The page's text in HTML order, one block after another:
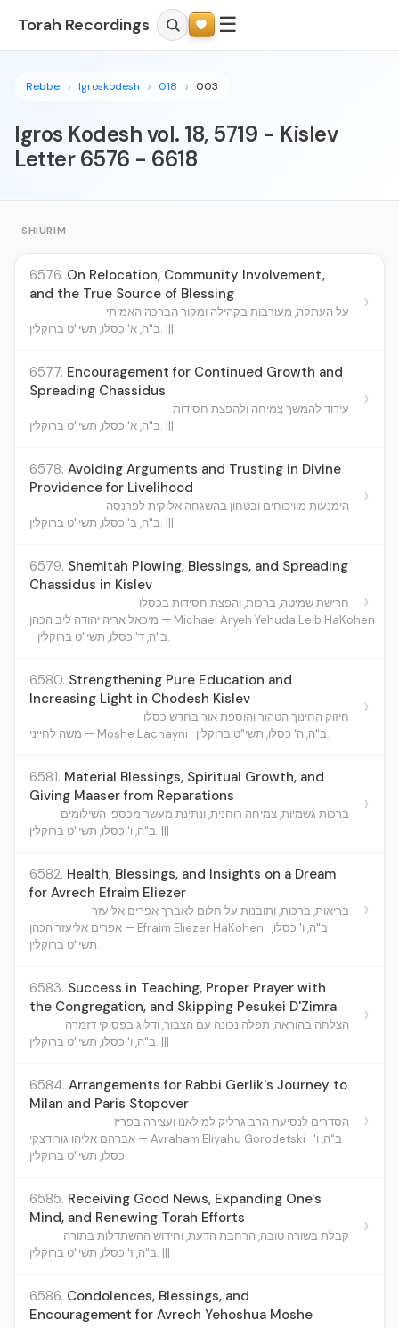
Torah Recordings ☰
Rebbe Igroskodesh 018 003
Igros Kodesh vol. 18, 5719 - Kislev
Letter 6576 - 6618
SHIURIM
6576. On Relocation, Community Involvement,
and the True Source of Blessing
על העתקה, מעורבות בקהילה ומקור הברכה האמיתי
ב"ה, א' כסלו, תשי"ט ברוקלין. |||
›
6577. Encouragement for Continued Growth and
Spreading Chassidus
עידוד להמשך צמיחה ולהפצת חסידות
ב"ה, א' כסלו, תשי"ט ברוקלין. |||
›
6578. Avoiding Arguments and Trusting in Divine
Providence for Livelihood
הימנעות מוויכוחים ובטחון בהשגחה אלוקית לפרנסה
ב"ה, ב' כסלו, תשי"ט ברוקלין. |||
›
6579. Shemitah Plowing, Blessings, and Spreading
Chassidus in Kislev
חרישת שמיטה, ברכות, והפצת חסידות בכסלו
מיכאל אריה יהודה ליב הכהן — Michael Aryeh Yehuda Leib HaKohen
ב"ה, ד' כסלו, תשי"ט ברוקלין.
›
6580. Strengthening Pure Education and
Increasing Light in Chodesh Kislev
חיזוק החינוך הטהור והוספת אור בחדש כסלו
משה לחייני — Moshe Lachayni
ב"ה, ה' כסלו, תשי"ט ברוקלין.
›
6581. Material Blessings, Spiritual Growth, and
Giving Maaser from Reparations
ברכות גשמיות, צמיחה רוחנית, ונתינת מעשר מכספי השילומים
ב"ה, ו' כסלו, תשי"ט ברוקלין. |||
›
6582. Health, Blessings, and Insights on a Dream
for Avrech Efraim Eliezer
בריאות, ברכות, ותובנות על חלום לאברך אפרים אליעזר
אפרים אליעזר הכהן — Efraim Eliezer HaKohen ב"ה, ו' כסלו,
תשי"ט ברוקלין.
›
6583. Success in Teaching, Proper Prayer with
the Congregation, and Skipping Pesukei D'Zimra
הצלחה בהוראה, תפלה נכונה עם הצבור, ודלוג בפסוקי דזמרה
ב"ה, ו' כסלו, תשי"ט ברוקלין. |||
›
6584. Arrangements for Rabbi Gerlik's Journey to
Milan and Paris Stopover
הסדרים לנסיעת הרב גרליק למילאנו ועצירה בפריז
אברהם אליהו גורודצקי — Avraham Eliyahu Gorodetski
ב"ה, ו'
כסלו, תשי"ט ברוקלין.
›
6585. Receiving Good News, Expanding One's
Mind, and Renewing Torah Efforts
קבלת בשורה טובה, הרחבת הדעת, וחידוש ההשתדלות בתורה
ב"ה, ז' כסלו, תשי"ט ברוקלין. |||
›
6586. Condolences, Blessings, and
Encouragement for Avrech Yehoshua Moshe